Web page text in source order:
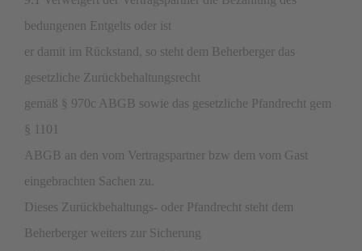
bedungenen Entgelts oder ist
er damit im Rückstand, so steht dem Beherberger das
gesetzliche Zurückbehaltungsrecht
gemäß § 970c ABGB sowie das gesetzliche Pfandrecht gem
§ 1101
ABGB an den vom Vertragspartner bzw dem vom Gast
eingebrachten Sachen zu.
Dieses Zurückbehaltungs- oder Pfandrecht steht dem
Beherberger weiters zur Sicherung